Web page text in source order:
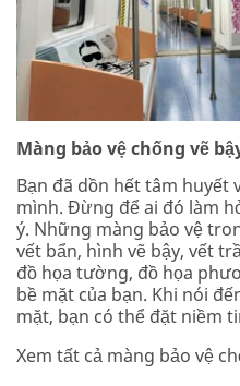
Màng bảo vệ chống vẽ
Bạn đã dồn hết tâm huyết
mình. Đừng để ai đó làm
ý. Những màng bảo vệ
vết bẩn, hình vẽ bậy, vết
đồ họa tường, đồ họa
bề mặt của bạn. Khi nói
mặt, bạn có thể đặt niềm
Xem tất cả màng bảo vệ